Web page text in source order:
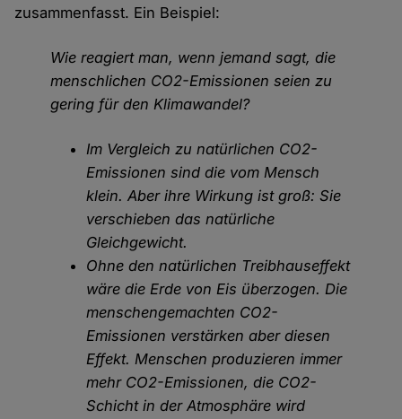
zusammenfasst. Ein Beispiel:
Wie reagiert man, wenn jemand sagt, die
menschlichen CO2-Emissionen seien zu
gering für den Klimawandel?
Im Vergleich zu natürlichen CO2-
Emissionen sind die vom Mensch
klein. Aber ihre Wirkung ist groß: Sie
verschieben das natürliche
Gleichgewicht.
Ohne den natürlichen Treibhauseffekt
wäre die Erde von Eis überzogen. Die
menschengemachten CO2-
Emissionen verstärken aber diesen
Effekt. Menschen produzieren immer
mehr CO2-Emissionen, die CO2-
Schicht in der Atmosphäre wird